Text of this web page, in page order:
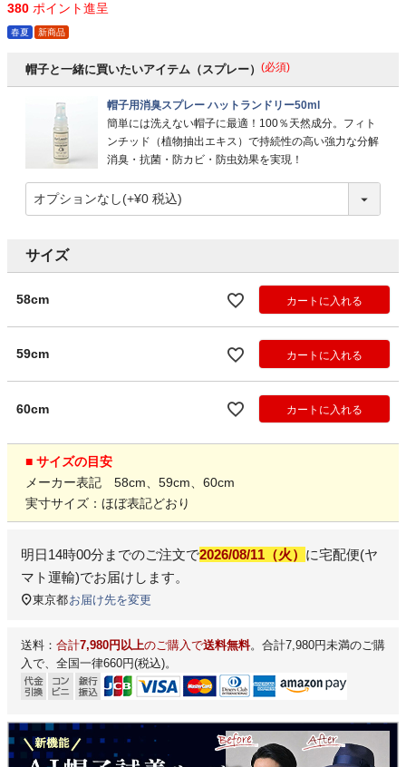
380 ポイント進呈
春夏 新商品
帽子と一緒に買いたいアイテム（スプレー） (必須)
帽子用消臭スプレー ハットランドリー50ml
簡単には洗えない帽子に最適！100％天然成分。フィト
ンチッド（植物抽出エキス）で持続性の高い強力な分解
消臭・抗菌・防カビ・防虫効果を実現！
サイズ
58cm カートに入れる
59cm カートに入れる
60cm カートに入れる
■ サイズの目安
メーカー表記 58cm、59cm、60cm
実寸サイズ：ほぼ表記どおり
明日14時00分 までのご注文で2026/08/11（火） に宅配便(ヤ
マト運輸)でお届けします。
東京都お届け先を変更
送料： 合計7,980円以上のご購入で送料無料。合計7,980円未満のご購
入で、全国一律660円(税込)。